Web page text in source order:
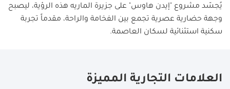
يُجسّد مشروع "إيدن هاوس" على جزيرة الماريه هذه الرؤية، ليصبح
وجهة حضارية عصرية تجمع بين الفخامة والراحة، مقدماً تجربة
سكنية استثنائية لسكان العاصمة.
العلامات التجارية المميزة